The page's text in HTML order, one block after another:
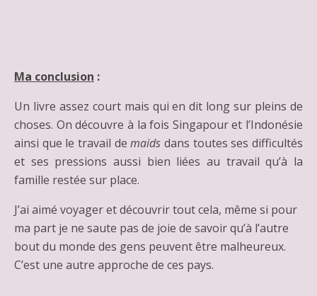
Ma conclusion :
Un livre assez court mais qui en dit long sur pleins de
choses. On découvre à la fois Singapour et l’Indonésie
ainsi que le travail demaids dans toutes ses difficultés
et ses pressions aussi bien liées au travail qu’à la
famille restée sur place.
J’ai aimé voyager et découvrir tout cela, même si pour
ma part je ne saute pas de joie de savoir qu’à l’autre
bout du monde des gens peuvent être malheureux.
C’est une autre approche de ces pays.